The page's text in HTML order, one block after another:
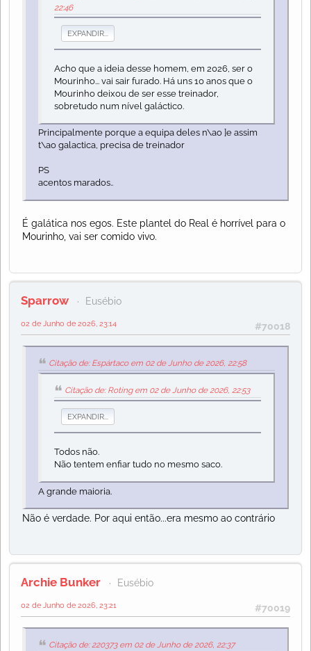
22:46
EXPANDIR...
Acho que a ideia desse homem, em 2026, ser o
Mourinho... vai sair furado. Há uns 10 anos que o
Mourinho deixou de ser esse treinador,
sobretudo num nível galáctico.
Principalmente porque a equipa deles n\ao ]e assim
t\ao galactica, precisa de treinador
PS
acentos marados..
É galática nos egos. Este plantel do Real é horrível para o
Mourinho, vai ser comido vivo.
Sparrow Eusébio
#70018
02 de Junho de 2026, 23:14
Citação de: Espártaco em 02 de Junho de 2026, 22:58
Citação de: Roting em 02 de Junho de 2026, 22:53
EXPANDIR...
Todos não.
Não tentem enfiar tudo no mesmo saco.
A grande maioria.
Não é verdade. Por aqui então...era mesmo ao contrário
Archie Bunker Eusébio
#70019
02 de Junho de 2026, 23:21
Citação de: 220373 em 02 de Junho de 2026, 22:37